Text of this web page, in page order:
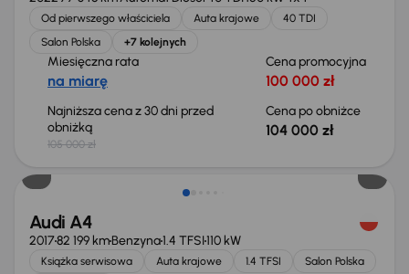
Od pierwszego właściciela Auta krajowe
40 TDI
Salon Polska
+7 kolejnych
Miesięczna rata
na miarę
Cena promocyjna
100 000 zł
Najniższa cena z 30 dni przed
obniżką
105 000 zł
Cena po obniżce
104 000 zł
Taniej o 1 000 zł
Audi A4
201782 199 kmBenzyna1.4 TFSI110 kW
Książka serwisowa Auta krajowe 1.4 TFSI
Salon Polska